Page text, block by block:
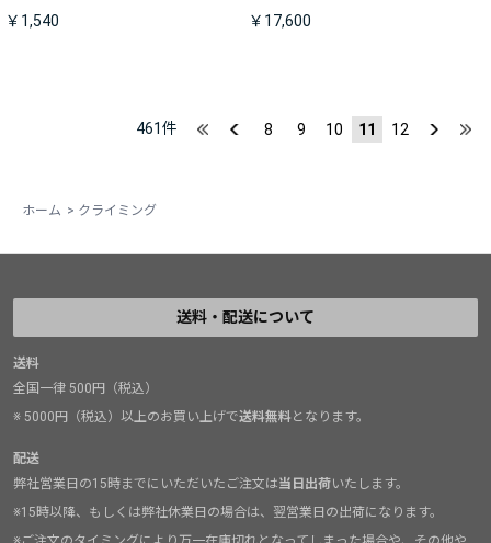
￥1,540 ￥17,600
461件 8 9 10 11 12
ホーム > クライミング
送料・配送について
送料
全国一律 500円（税込）
※ 5000円（税込）以上のお買い上げで送料無料となります。
配送
弊社営業日の15時までにいただいたご注文は当日出荷いたします。
※15時以降、もしくは弊社休業日の場合は、翌営業日の出荷になります。